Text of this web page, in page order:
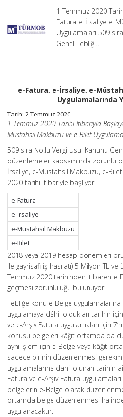
Bilet
Uygulamalarında
Dönem
1 Temmuz 2020
Fatura-e-İrsaliye-e-
Uygulamaları 509
Genel Tebliğ…
e-Fatura, e-İrsaliye, e-
Uygulamalarında
Tarih: 2 Temmuz 2020
1 Temmuz 2020 Tarihi İtibarıyla
Müstahsil Makbuzu ve e-Bilet
509 sıra No.lu Vergi Usul Kanunu
düzenlemeler kapsamında zorunlu
İrsaliye, e-Müstahsil Makbuzu, e-
2020 tarihi itibariyle başlıyor.
e-Fatura
e-İrsaliye
e-Müstahsil Makbuzu
e-Bilet
2018 veya 2019 hesap dönemleri brüt
ile gayrisafi iş hasılatı) 5 Milyon TL
Temmuz 2020 tarihinden itibaren e-
geçmesi zorunluluğu bulunuyor.
Tebliğe konu e-Belge
uygulamaya dâhil oldukları tarihin
ve e-Arşiv Fatura uygulamaları için
konusu belgeleri kâğıt ortamda da
aynı işlem için e-Belge veya kâğıt
sadece birinin düzenlenmesi
uygulamalarına dahil olunan tarihin
Fatura ve e-Arşiv Fatura
belgelerin e-Belge olarak
ortamda belge düzenlenmesi
uygulanacaktır.